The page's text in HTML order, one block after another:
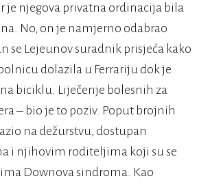
je njegova privatna ordinacija bila
No, on je namjerno odabrao
se Lejeunov suradnik prisjeća kako
dolazila u Ferrariju dok je
biciklu. Liječenje bolesnih za
– bio je to poziv. Poput brojnih
na dežurstvu, dostupan
i njihovim roditeljima koji su se
Downova sindroma. Kao